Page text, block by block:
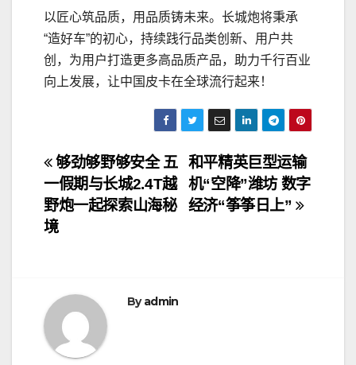
以匠心筑品质，用品质铸未来。长城炮将秉承
“造好车”的初心，持续践行品类创新、用户共
创，为用户打造更多高品质产品，助力千行百业
向上发展，让中国皮卡在全球流行起来！
文
章
导
和平精英巨型运输
机“空降”潍坊 数字
经济“筝筝日上”
够劲够野够安全 五
一假期与长城2.4T越
野炮一起探索山海秘
境
Byadmin